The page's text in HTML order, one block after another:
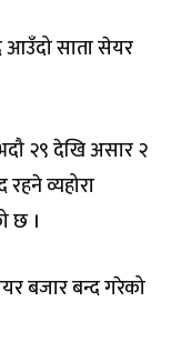
आउँदो साता सेयर
भदौ २९ देखि असार २
रहने व्यहोरा
छ ।
बजार बन्द गरेको